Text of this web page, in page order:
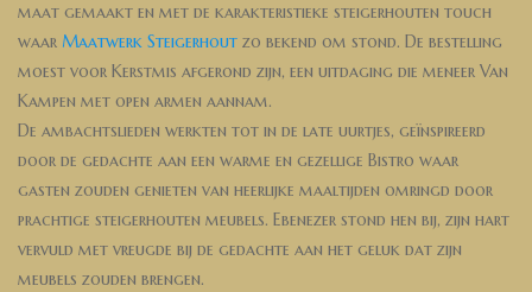
maat gemaakt en met de karakteristieke steigerhouten touch
waar Maatwerk Steigerhout zo bekend om stond. De bestelling
moest voor Kerstmis afgerond zijn, een uitdaging die meneer Van
Kampen met open armen aannam.
De ambachtslieden werkten tot in de late uurtjes, geïnspireerd
door de gedachte aan een warme en gezellige Bistro waar
gasten zouden genieten van heerlijke maaltijden omringd door
prachtige steigerhouten meubels. Ebenezer stond hen bij, zijn hart
vervuld met vreugde bij de gedachte aan het geluk dat zijn
meubels zouden brengen.